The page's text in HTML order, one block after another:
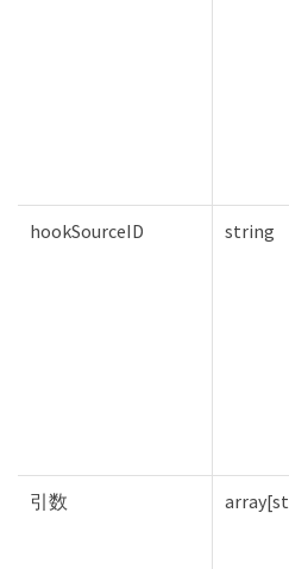
hookSourceID string
引数